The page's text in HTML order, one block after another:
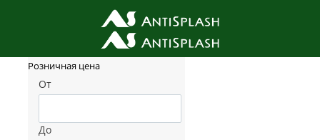
Фильтр товаров
Розничная цена
От
До